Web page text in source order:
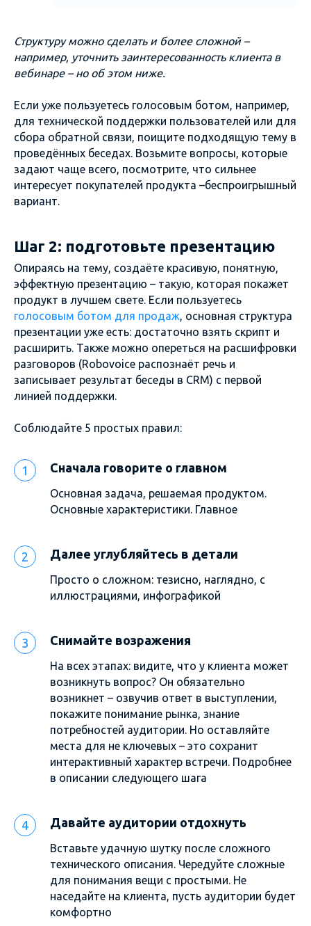
Структуру можно сделать и более сложной –
например, уточнить заинтересованность клиента в
вебинаре – но об этом ниже.
Если уже пользуетесь голосовым ботом, например,
для технической поддержки пользователей или для
сбора обратной связи, поищите подходящую тему в
проведённых беседах. Возьмите вопросы, которые
задают чаще всего, посмотрите, что сильнее
интересует покупателей продукта –беспроигрышный
вариант.
Шаг 2: подготовьте презентацию
Опираясь на тему, создаёте красивую, понятную,
эффектную презентацию – такую, которая покажет
продукт в лучшем свете. Если пользуетесь
голосовым ботом для продаж, основная структура
презентации уже есть: достаточно взять скрипт и
расширить. Также можно опереться на расшифровки
разговоров (Robovoice распознаёт речь и
записывает результат беседы в CRM) с первой
линией поддержки.
Соблюдайте 5 простых правил:
Сначала говорите о главном
Основная задача, решаемая продуктом.
Основные характеристики. Главное
Далее углубляйтесь в детали
Просто о сложном: тезисно, наглядно, с
иллюстрациями, инфографикой
Снимайте возражения
На всех этапах: видите, что у клиента может
возникнуть вопрос? Он обязательно
возникнет – озвучив ответ в выступлении,
покажите понимание рынка, знание
потребностей аудитории. Но оставляйте
места для не ключевых – это сохранит
интерактивный характер встречи. Подробнее
в описании следующего шага
Давайте аудитории отдохнуть
Вставьте удачную шутку после сложного
технического описания. Чередуйте сложные
для понимания вещи с простыми. Не
наседайте на клиента, пусть аудитории будет
комфортно